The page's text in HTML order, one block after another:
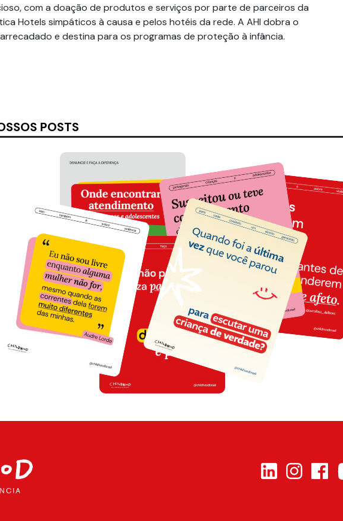
com a doação de produtos e serviços por parte de parceiros da
Hotels simpáticos à causa e pelos hotéis da rede. A AHI dobra o
e destina para os programas de proteção à infância.
POSTS